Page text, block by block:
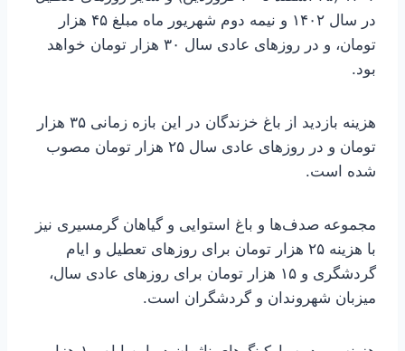
در سال ۱۴۰۲ و نیمه دوم شهریور ماه مبلغ ۴۵ هزار
تومان، و در روزهای عادی سال ۳۰ هزار تومان خواهد
بود.
هزینه بازدید از باغ خزندگان در این بازه زمانی ۳۵ هزار
تومان و در روزهای عادی سال ۲۵ هزار تومان مصوب
شده است.
مجموعه صدف‌ها و باغ استوایی و گیاهان گرمسیری نیز
با هزینه ۲۵ هزار تومان برای روزهای تعطیل و ایام
گردشگری و ۱۵ هزار تومان برای روزهای عادی سال،
میزبان شهروندان و گردشگران است.